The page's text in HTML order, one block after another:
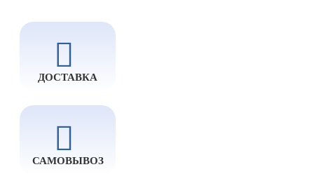
ДОСТАВКА
САМОВЫВОЗ